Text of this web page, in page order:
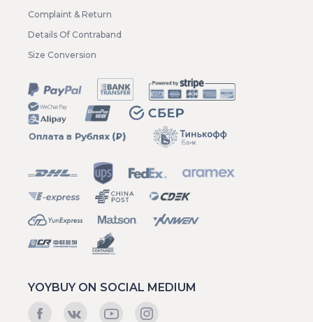
Complaint & Return
Details Of Contraband
Size Conversion
YOYBUY ON SOCIAL MEDIUM